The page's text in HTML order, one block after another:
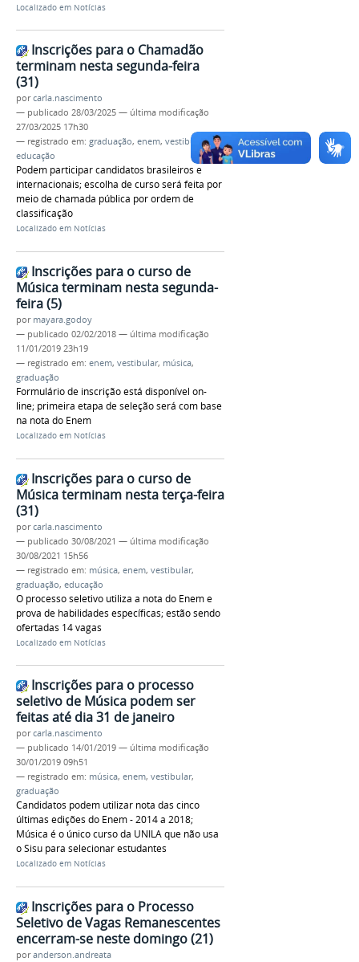
Localizado em Notícias
Inscrições para o Chamadão
terminam nesta segunda-feira
(31)
porcarla.nascimento
— publicado 28/03/2025 — última modificação
27/03/2025 17h30
— registrado em: graduação, enem, vestibular,
educação
Podem participar candidatos brasileiros e
internacionais; escolha de curso será feita por
meio de chamada pública por ordem de
classificação
Localizado em Notícias
Inscrições para o curso de
Música terminam nesta segunda-
feira (5)
por mayara.godoy
— publicado 02/02/2018 — última modificação
11/01/2019 23h19
— registrado em: enem, vestibular, música,
graduação
Formulário de inscrição está disponível on-
line; primeira etapa de seleção será com base
na nota do Enem
Localizado em Notícias
Inscrições para o curso de
Música terminam nesta terça-feira
(31)
porcarla.nascimento
— publicado 30/08/2021 — última modificação
30/08/2021 15h56
— registrado em: música, enem, vestibular,
graduação, educação
O processo seletivo utiliza a nota do Enem e
prova de habilidades específicas; estão sendo
ofertadas 14 vagas
Localizado em Notícias
Inscrições para o processo
seletivo de Música podem ser
feitas até dia 31 de janeiro
porcarla.nascimento
— publicado 14/01/2019 — última modificação
30/01/2019 09h51
— registrado em: música, enem, vestibular,
graduação
Candidatos podem utilizar nota das cinco
últimas edições do Enem - 2014 a 2018;
Música é o único curso da UNILA que não usa
o Sisu para selecionar estudantes
Localizado em Notícias
Inscrições para o Processo
Seletivo de Vagas Remanescentes
encerram-se neste domingo (21)
poranderson.andreata